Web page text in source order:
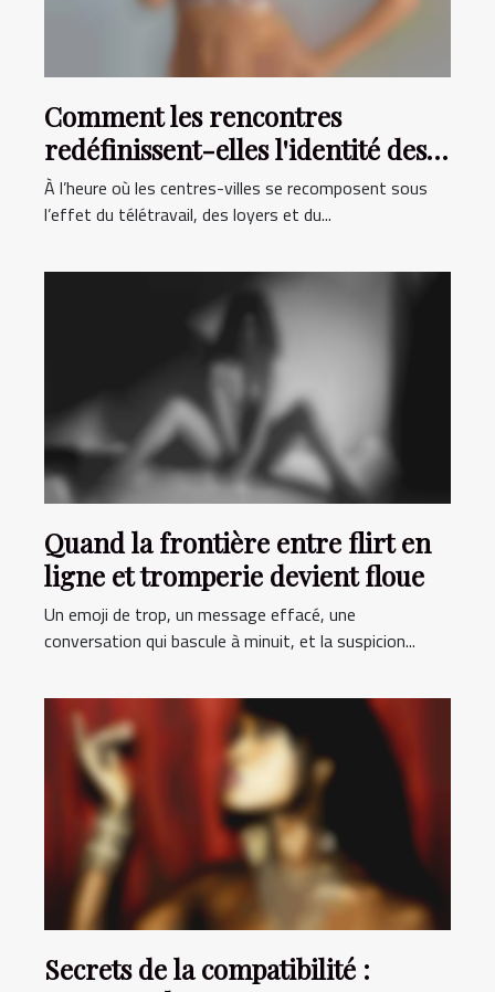
Comment les rencontres
redéfinissent-elles l'identité des
villes d’aujourd’hui ?
À l’heure où les centres-villes se recomposent sous
l’effet du télétravail, des loyers et du...
Quand la frontière entre flirt en
ligne et tromperie devient floue
Un emoji de trop, un message effacé, une
conversation qui bascule à minuit, et la suspicion...
Secrets de la compatibilité :